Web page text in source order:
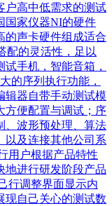
户高中低需求的测试
国家仪器NI的硬件
的声卡硬件组成适合
配的灵活性，足以
手机，智能音箱，
的序列执行功能，
辑器自带手动测试模
方便配置与调试；序
、波形预处理、算法
以及连接其他公司系
用户根据产品特性
地进行研发阶段产品
行调整界面显示内
现自己关心的测试数